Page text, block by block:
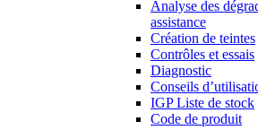
Analyse des
assistance
Création de teintes
Contrôles et essais
Diagnostic
Conseils
IGP Liste de stock
Code de produit